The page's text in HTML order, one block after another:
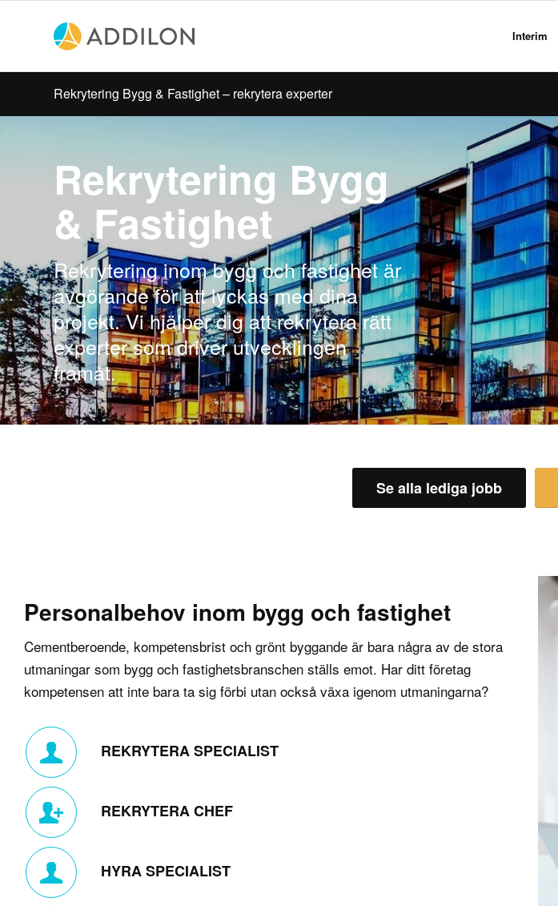
Interim
Rekrytering Bygg & Fastighet – rekrytera experter
Rekrytering Bygg
& Fastighet
Rekrytering inom bygg och fastighet är
avgörande för att lyckas med dina
projekt. Vi hjälper dig att rekrytera rätt
experter som driver utvecklingen
framåt.
Se alla lediga jobb
Personalbehov inom bygg och fastighet
Cementberoende, kompetensbrist och grönt byggande är bara några av de stora
utmaningar som bygg och fastighetsbranschen ställs emot. Har ditt företag
kompetensen att inte bara ta sig förbi utan också växa igenom utmaningarna?
REKRYTERA SPECIALIST
REKRYTERA CHEF
HYRA SPECIALIST